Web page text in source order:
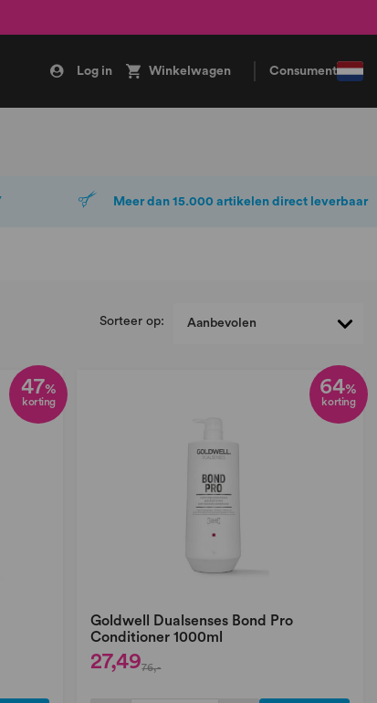
Log in Winkelwagen Consument
Meer dan 15.000 artikelen direct leverbaar
Sorteer op:
47%
korting
64%
korting
Goldwell Dualsenses Bond Pro
Conditioner 1000ml
27,4976,-